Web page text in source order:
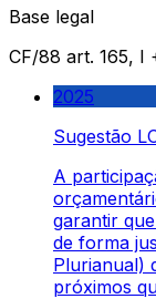
Base legal
CF/88 art. 165, I
2025
Sugestão
A
garantir
de forma
Plurianual)
próximos